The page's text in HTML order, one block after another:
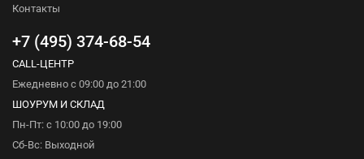
Контакты
+7 (495) 374-68-54
CALL-ЦЕНТР
Ежедневно с 09:00 до 21:00
ШОУРУМ И СКЛАД
Пн-Пт: с 10:00 до 19:00
Сб-Вс: Выходной